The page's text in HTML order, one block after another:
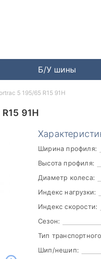
Б/У шины
91H
Ширина профиля:
Высота профиля:
Диаметр колеса:
Индекс нагрузки:
Индекс скорости:
Сезон:
Тип
Шип/нешип:
5 195/65 R15 91H